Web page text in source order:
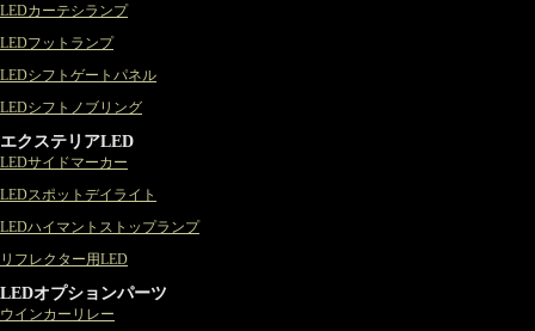
LEDカーテシランプ
LEDフットランプ
LEDシフトゲートパネル
LEDシフトノブリング
エクステリアLED
LEDサイドマーカー
LEDスポットデイライト
LEDハイマントストップランプ
リフレクター用LED
LEDオプションパーツ
ウインカーリレー